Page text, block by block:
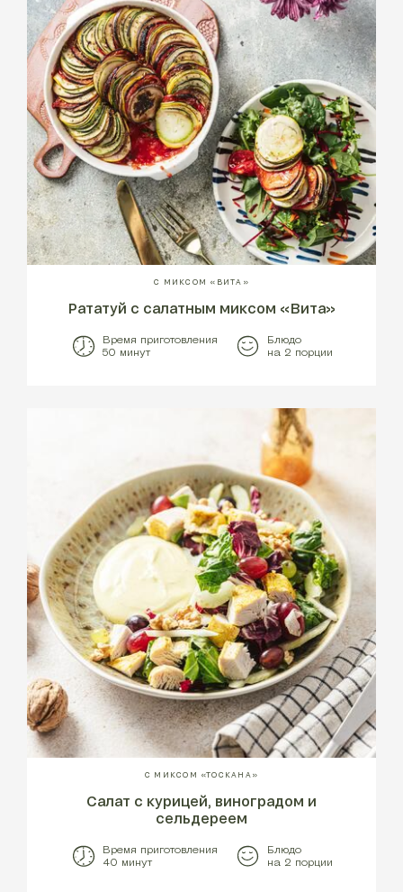
С МИКСОМ «ВИТА»
Рататуй с салатным миксом «Вита»
Время приготовления
50 минут
Блюдо
на 2 порции
С МИКСОМ «ТОСКАНА»
Салат с курицей, виноградом и
сельдереем
Время приготовления
40 минут
Блюдо
на 2 порции